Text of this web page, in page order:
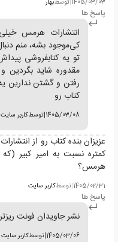
1405/03/03
|توسطبهار
پاسخ ها
انتشارات هرمس
کی‌موجود بشه، منم
تو یه کتابفروشی
مقدوره شاید بگردین
رفتن و گشتن ندارین
کتاب رو
1405/03/08
|توسطکاربر سایت
هرمس؟
1405/02/31
|توسطکاربر سایت
پاسخ ها
نشر جاویدان فونت
1405/03/06
|توسطکاربر سایت